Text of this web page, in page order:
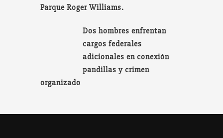
Parque Roger Williams.
Dos hombres enfrentan
cargos federales
adicionales en conexión
pandillas y crimen
organizado